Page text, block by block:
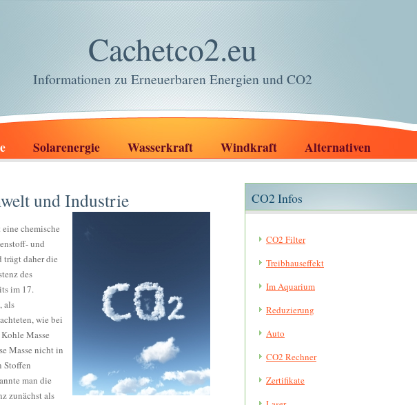
Cachetco2.eu
Informationen zu Erneuerbaren Energien und CO2
Solarenergie Wasserkraft Windkraft Alternativen
und Industrie
chemische
und
trägt daher die
des
im 17.
als
wie bei
Masse
Masse nicht in
Stoffen
man die
zunächst als
CO2 Infos
CO2 Filter
Treibhauseffekt
Im Aquarium
Reduzierung
Auto
CO2 Rechner
Zertifikate